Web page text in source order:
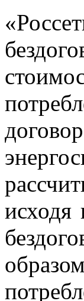
исходя